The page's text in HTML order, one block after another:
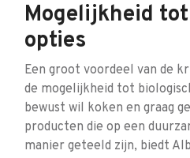
Mogelijkheid
opties
Een groot voordeel van de
de mogelijkheid tot
bewust wil koken en graag
producten die op een
manier geteeld zijn, biedt